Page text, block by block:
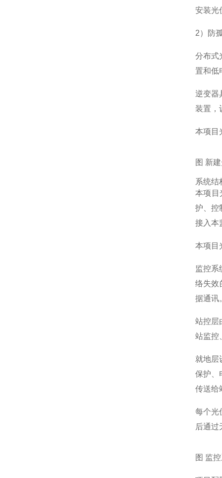
安装光
2）防
分布式
置和低
逆变器
装置，
本项目
图 新
系统结
本项目
护、控
接入本
本项目
监控系
络失效
据通讯
站控层
站监控
就地层
保护、
传送给
每个光
后通过
图 监